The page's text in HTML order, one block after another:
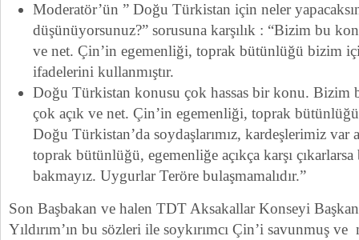
Moderatör’ün ” Doğu Türkistan için neler
düşünüyorsunuz?” sorusuna karşılık : “Bizim bu
ve net. Çin’in egemenliği, toprak bütünlüğü bizim
ifadelerini kullanmıştır.
Doğu Türkistan konusu çok hassas bir konu. Bizim
çok açık ve net. Çin’in egemenliği, toprak
Doğu Türkistan’da soydaşlarımız, kardeşlerimiz var
toprak bütünlüğü, egemenliğe açıkça karşı
bakmayız. Uygurlar Teröre bulaşmamalıdır.”
Son Başbakan ve halen TDT Aksakallar Konseyi
Yıldırım’ın bu sözleri ile soykırımcı Çin’i savunmuş